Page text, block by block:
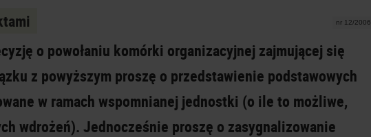
nr 12/2006
o powołaniu komórki organizacyjnej zajmującej się
z powyższym proszę o przedstawienie podstawowych
w ramach wspomnianej jednostki (o ile to możliwe,
wdrożeń). Jednocześnie proszę o zasygnalizowanie